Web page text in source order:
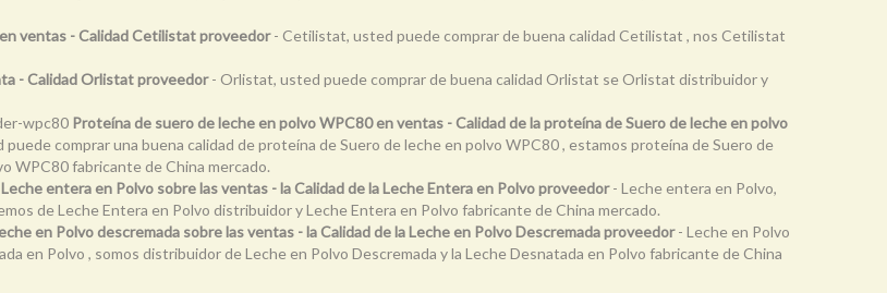
ventas - Calidad Cetilistat proveedor- Cetilistat, usted puede comprar de buena calidad Cetilistat , nos Cetilistat
- Calidad Orlistat proveedor- Orlistat, usted puede comprar de buena calidad Orlistat se Orlistat distribuidor y
wpc80 Proteína de suero de leche en polvo WPC80 en ventas - Calidad de la proteína de Suero de leche en polvo
comprar una buena calidad de proteína de Suero de leche en polvo WPC80 , estamos proteína de Suero de
WPC80 fabricante de China mercado.
Leche entera en Polvo sobre las ventas - la Calidad de la Leche Entera en Polvo proveedor- Leche entera en Polvo,
de Leche Entera en Polvo distribuidor y Leche Entera en Polvo fabricante de China mercado.
en Polvo descremada sobre las ventas - la Calidad de la Leche en Polvo Descremada proveedor- Leche en Polvo
en Polvo , somos distribuidor de Leche en Polvo Descremada y la Leche Desnatada en Polvo fabricante de China